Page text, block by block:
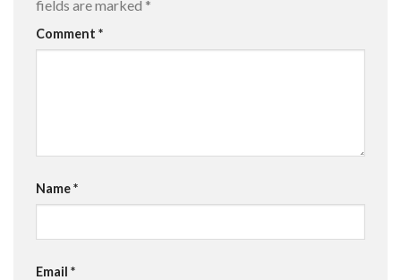
fields are marked *
Comment *
Name*
Email *